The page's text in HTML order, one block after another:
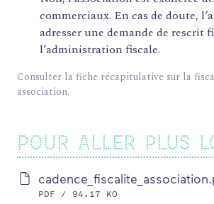
commerciaux. En cas de doute,
adresser une demande de rescrit
l’administration fiscale.
Consulter la fiche récapitulative sur la
association.
POUR ALLER PLUS
PDF / 94.17 KO